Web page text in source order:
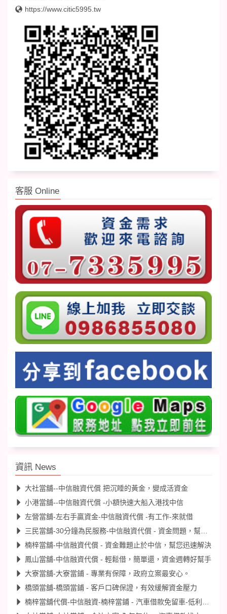
https://www.citic5995.tw
客服 Online
資訊 News
大社當舖--中信融資代償 把沉睡的黃金，變成活資金
小港當舖--中信融資代償 -小額快速大船入港找中信
左營當舖-左右手贏資金-中信融資代償 -有工作-來就借
三民當舖-30分鐘為民服務-中信融資代償 - 資金問題，幫您迅速解決
楠梓當舖-中信融資代償 - 資金難題止於中信，幫您迅速解決
鳳山當舖-中信融資代償 - 輕鬆借，簡單還，資金週轉好幫手
大寮當舖-大寮當鋪 - 專業有保障，政府立案最安心。
橋頭當舖-橋頭當鋪 - 客戶口碑保證，有效緩解資金壓力
楠梓當舖代償-中信融資-楠梓當鋪 - 汽車借款免留車-低利安心借